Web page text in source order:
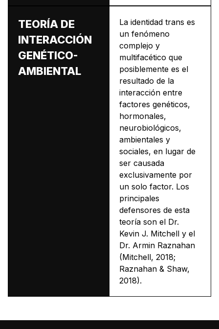
TEORÍA DE
INTERACCIÓN
GENÉTICO-
AMBIENTAL
La identidad trans es
un fenómeno
complejo y
multifacético que
posiblemente es el
resultado de la
interacción entre
factores genéticos,
hormonales,
neurobiológicos,
ambientales y
sociales, en lugar de
ser causada
exclusivamente por
un solo factor. Los
principales
defensores de esta
teoría son el Dr.
Kevin J. Mitchell y el
Dr. Armin Raznahan
(Mitchell, 2018;
Raznahan & Shaw,
2018).